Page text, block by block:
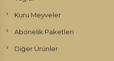
Pralin çikolatalarımız, lezzetinize
Rocher Çikolata
Kuru Meyveler
Abonelik Paketleri
Diğer Ürünler